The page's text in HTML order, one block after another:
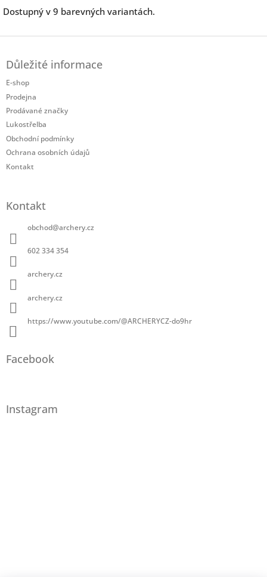
Dostupný v 9 barevných variantách.
Důležité informace
E-shop
Prodejna
Prodávané značky
Lukostřelba
Obchodní podmínky
Ochrana osobních údajů
Kontakt
Kontakt
obchod@archery.cz
602 334 354
archery.cz
archery.cz
https://www.youtube.com/@ARCHERYCZ-do9hr
Facebook
Instagram